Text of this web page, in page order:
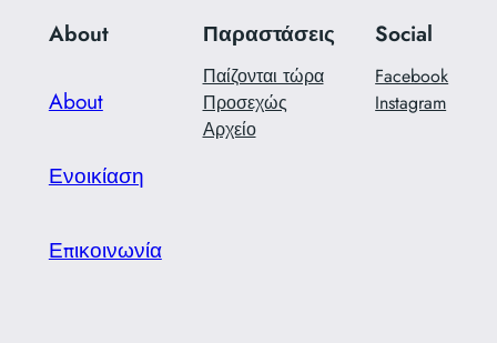
About
About
Ενοικίαση
Επικοινωνία
Παραστάσεις
Παίζονται τώρα
Προσεχώς
Αρχείο
Social
Facebook
Instagram